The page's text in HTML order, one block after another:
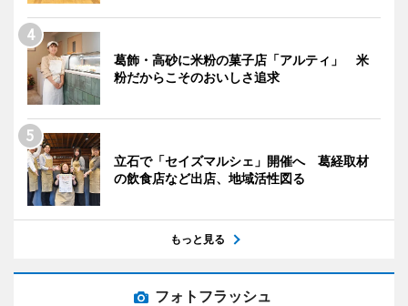
葛飾・高砂に米粉の菓子店「アルティ」 米
粉だからこそのおいしさ追求
立石で「セイズマルシェ」開催へ 葛経取材
の飲食店など出店、地域活性図る
もっと見る
フォトフラッシュ